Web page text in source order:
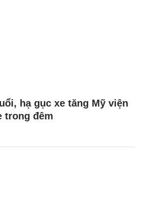
hạ gục xe tăng Mỹ viện
trong đêm